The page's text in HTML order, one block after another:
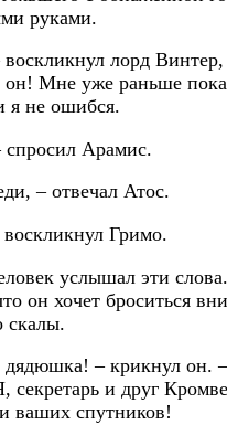
руками.
лорд Винтер,
он! Мне уже раньше
я не ошибся.
спросил Арамис.
– отвечал Атос.
Гримо.
услышал эти
он хочет броситься
скалы.
дядюшка! – крикнул он.
секретарь и друг
ваших спутников!